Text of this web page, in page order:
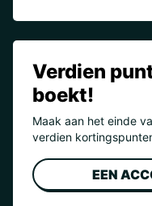
Verdien
boekt!
Maak aan het einde
verdien
EEN